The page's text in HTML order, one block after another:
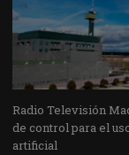
Radio Televisión
de control para el
artificial